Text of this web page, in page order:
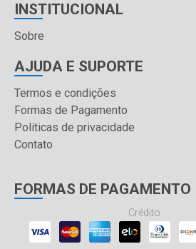
INSTITUCIONAL
Sobre
AJUDA E SUPORTE
Termos e condições
Formas de Pagamento
Políticas de privacidade
Contato
FORMAS DE PAGAMENTO
Crédito